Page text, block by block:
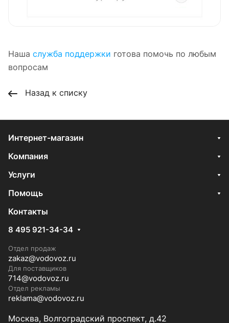
Наша служба поддержки готова помочь по любым
вопросам
Назад к списку
Интернет-магазин
Компания
Услуги
Помощь
Контакты
8 495 921-34-34
Отдел продаж
zakaz@vodovoz.ru
Для поставщиков
714@vodovoz.ru
Отдел рекламы
reklama@vodovoz.ru
Москва, Волгоградский проспект, д.42